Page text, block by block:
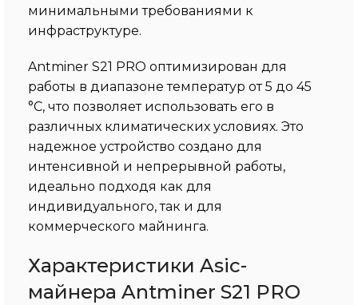
минимальными требованиями к
инфраструктуре.
Antminer S21 PRO оптимизирован для
работы в диапазоне температур от 5 до 45
°C, что позволяет использовать его в
различных климатических условиях. Это
надежное устройство создано для
интенсивной и непрерывной работы,
идеально подходя как для
индивидуального, так и для
коммерческого майнинга.
Характеристики Asic-
майнера Antminer S21 PRO